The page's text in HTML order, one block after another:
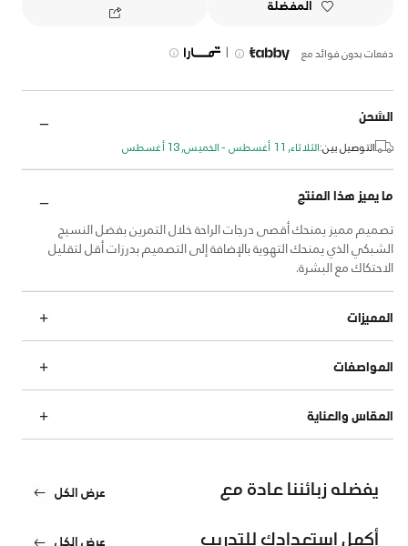
المفضلة
دفعات بدون فوائد مع |
الشحن
التوصيل بين:الثلاثاء, 11 أغسطس - الخميس, 13 أغسطس
ما يميز هذا المنتج
تصميم مميز يمنحك أقصى درجات الراحة خلال التمرين بفضل النسيج
الشبكي الذي يمنحك التهوية بالإضافة إلى التصميم بدرزات أقل لتقليل
الاحتكاك مع البشرة.
المميزات
المواصفات
المقاس والعناية
يفضله زبائننا عادة مع عرض الكل
أكمل استعدادك للتدريب عرض الكل